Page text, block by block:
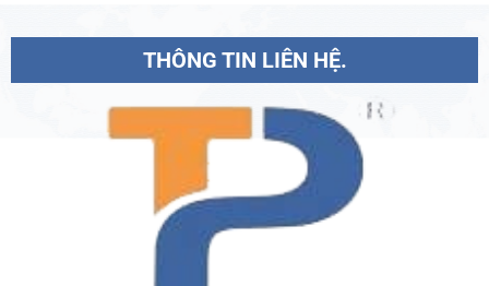
THÔNG TIN LIÊN HỆ.